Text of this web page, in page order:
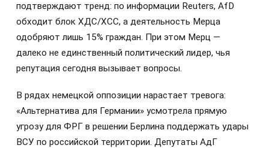
подтверждают тренд: по информации Reuters, AfD
обходит блок ХДС/ХСС, а деятельность Мерца
одобряют лишь 15% граждан. При этом Мерц —
далеко не единственный политический лидер, чья
репутация сегодня вызывает вопросы.
В рядах немецкой оппозиции нарастает тревога:
«Альтернатива для Германии» усмотрела прямую
угрозу для ФРГ в решении Берлина поддержать удары
ВСУ по российской территории. Депутаты АдГ